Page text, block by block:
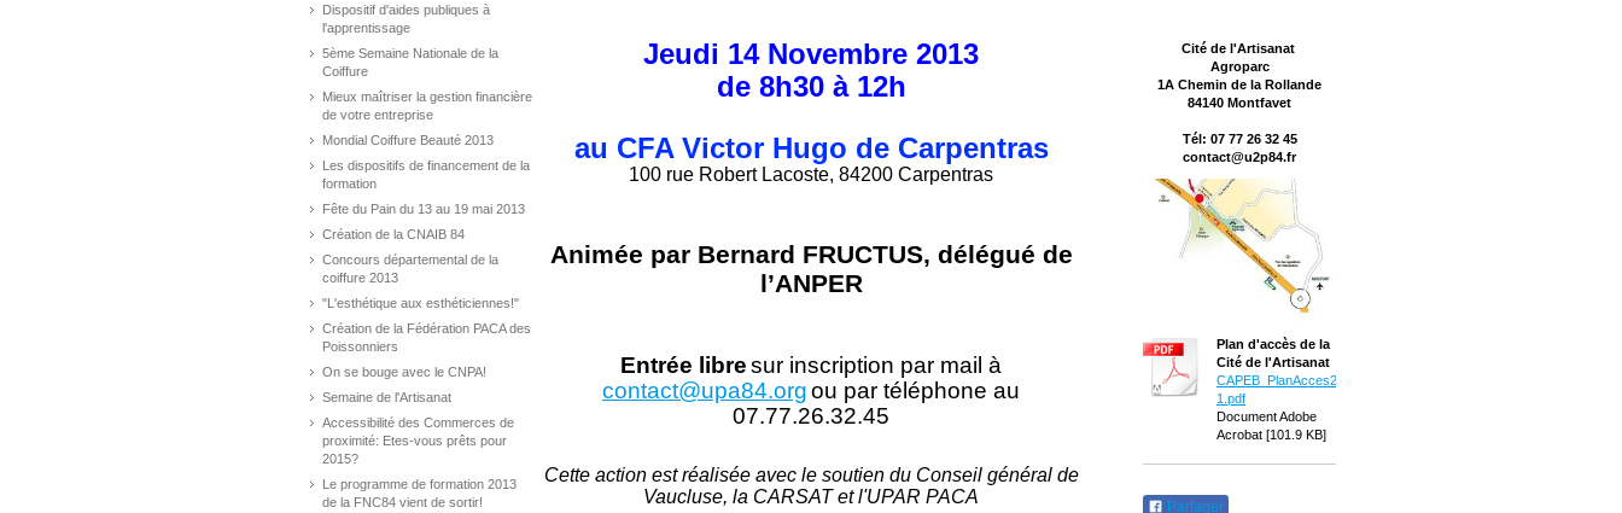
Dispositif d'aides publiques à
l'apprentissage
5ème Semaine Nationale de la
Coiffure
Mieux maîtriser la gestion financière
de votre entreprise
Mondial Coiffure Beauté 2013
Les dispositifs de financement de la
formation
Fête du Pain du 13 au 19 mai 2013
Création de la CNAIB 84
Concours départemental de la
coiffure 2013
"L'esthétique aux esthéticiennes!"
Création de la Fédération PACA des
Poissonniers
On se bouge avec le CNPA!
Semaine de l'Artisanat
Accessibilité des Commerces de
proximité: Etes-vous prêts pour
2015?
Le programme de formation 2013
de la FNC84 vient de sortir!
Jeudi 14 Novembre 2013
de 8h30 à 12h
au CFA Victor Hugo de Carpentras
100 rue Robert Lacoste, 84200 Carpentras
Animée par Bernard FRUCTUS, délégué de
l’ANPER
Entrée libresur inscription par mail à
contact@upa84.orgou par téléphone au
07.77.26.32.45
Cette action est réalisée avec le soutien du Conseil général de
Vaucluse, la CARSAT et l'UPAR PACA
Cité de l'Artisanat
Agroparc
1A Chemin de la Rollande
84140 Montfavet
Tél: 07 77 26 32 45
contact@u2p84.fr
Plan d'accès de la
Cité de l'Artisanat
CAPEB_PlanAcces2012-
1.pdf
Document Adobe
Acrobat [101.9 KB]
Partager